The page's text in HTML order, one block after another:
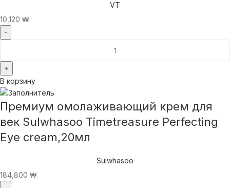
VT
10,120 ₩
В корзину
Премиум омолаживающий крем для
век Sulwhasoo Timetreasure Perfecting
Eye cream,20мл
Sulwhasoo
184,800 ₩